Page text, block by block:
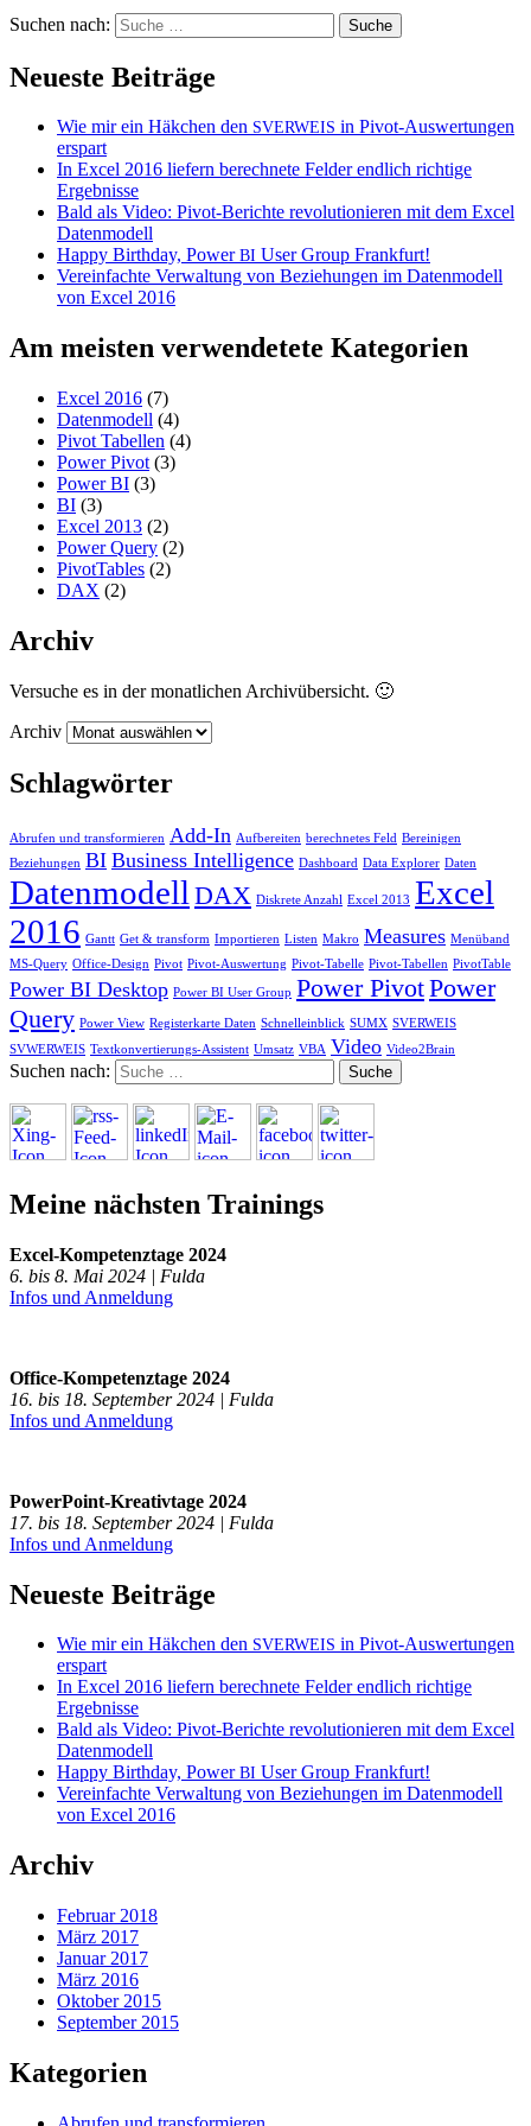
Suchen nach:
Neueste Beiträge
Wie mir ein Häkchen den SVERWEIS in Pivot-Auswertungen
erspart
In Excel 2016 liefern berechnete Felder endlich richtige
Ergebnisse
Bald als Video: Pivot-Berichte revolutionieren mit dem Excel
Datenmodell
Happy Birthday, PowerBI User Group Frankfurt!
Vereinfachte Verwaltung von Beziehungen im Datenmodell
von Excel 2016
Am meisten verwendetete Kategorien
Excel 2016 (7)
Datenmodell (4)
Pivot Tabellen (4)
Power Pivot (3)
Power BI (3)
BI (3)
Excel 2013 (2)
Power Query (2)
PivotTables (2)
DAX (2)
Archiv
Versuche es in der monatlichen Archivübersicht. 🙂
Archiv
Schlagwörter
Abrufen und transformieren Add-In Aufbereiten berechnetes Feld Bereinigen
Beziehungen BI Business Intelligence Dashboard Data Explorer Daten
Datenmodell DAX Diskrete Anzahl Excel 2013 Excel
2016 Gantt Get & transform Importieren Listen Makro Measures Menüband
MS-Query Office-Design Pivot Pivot-Auswertung Pivot-Tabelle Pivot-Tabellen PivotTable
Power BI Desktop Power BI User Group Power PivotPower
Query Power View Registerkarte Daten Schnelleinblick SUMX SVERWEIS
SVWERWEIS Textkonvertierungs-Assistent Umsatz VBA Video Video2Brain
Suchen nach:
Meine nächsten Trainings
Excel-Kompetenztage 2024
6. bis 8. Mai 2024 | Fulda
Infos und Anmeldung
Office-Kompetenztage 2024
16. bis 18. September 2024 | Fulda
Infos und Anmeldung
PowerPoint-Kreativtage 2024
17. bis 18. September 2024 | Fulda
Infos und Anmeldung
Neueste Beiträge
Wie mir ein Häkchen den SVERWEIS in Pivot-Auswertungen
erspart
In Excel 2016 liefern berechnete Felder endlich richtige
Ergebnisse
Bald als Video: Pivot-Berichte revolutionieren mit dem Excel
Datenmodell
Happy Birthday, PowerBI User Group Frankfurt!
Vereinfachte Verwaltung von Beziehungen im Datenmodell
von Excel 2016
Archiv
Februar 2018
März 2017
Januar 2017
März 2016
Oktober 2015
September 2015
Kategorien